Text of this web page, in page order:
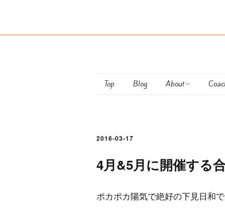
Top Blog About
2016-03-17
4月&5月に開催する
ポカポカ陽気で絶好の下見日和